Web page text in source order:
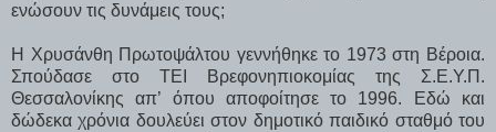
ενώσουν τις δυνάμεις τους;
Η Χρυσάνθη Πρωτοψάλτου γεννήθηκε το 1973 στη Βέροια.
Σπούδασε στο ΤΕΙ Βρεφονηπιοκομίας της Σ.Ε.Υ.Π.
Θεσσαλονίκης απ’ όπου αποφοίτησε το 1996. Εδώ και
δώδεκα χρόνια δουλεύει στον δημοτικό παιδικό σταθμό του